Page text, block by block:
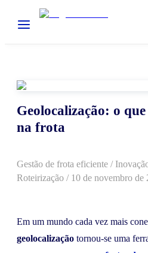
Geolocalização: o
na frota
Gestão de frota eficiente /
Roteirização / 10 de novembro de
Em um mundo cada vez mais
geolocalização tornou-se uma